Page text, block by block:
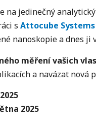
na jedinečný
s Attocube Systems
nanoskopie a dnes ji
měření vašich
a navázat nová
2025